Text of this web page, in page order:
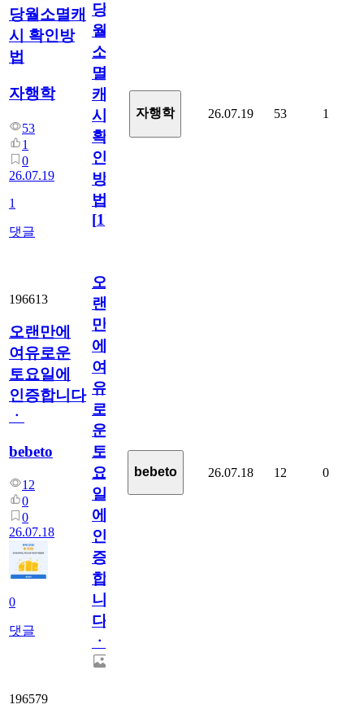
당월소멸캐
시 확인방
법
자행학
53
1
0
26.07.19
1
댓글
당
월
소
멸
캐
시
확
인
방
법
[1]
자행학 26.07.19 53 1
196613
오랜만에
여유로운
토요일에
인증합니다
ㆍ
bebeto
12
0
0
26.07.18
0
댓글
오
랜
만
에
여
유
로
운
토
요
일
에
인
증
합
니
다
ㆍ
bebeto 26.07.18 12 0
196579